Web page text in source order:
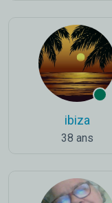
ibiza
38 ans